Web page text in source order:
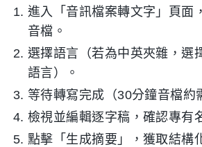
進入「音訊檔案轉文字」頁面
音檔。
選擇語言（若為中英夾雜，選
語言）。
等待轉寫完成（30分鐘音檔約
檢視並編輯逐字稿，確認專有
點擊「生成摘要」，獲取結構